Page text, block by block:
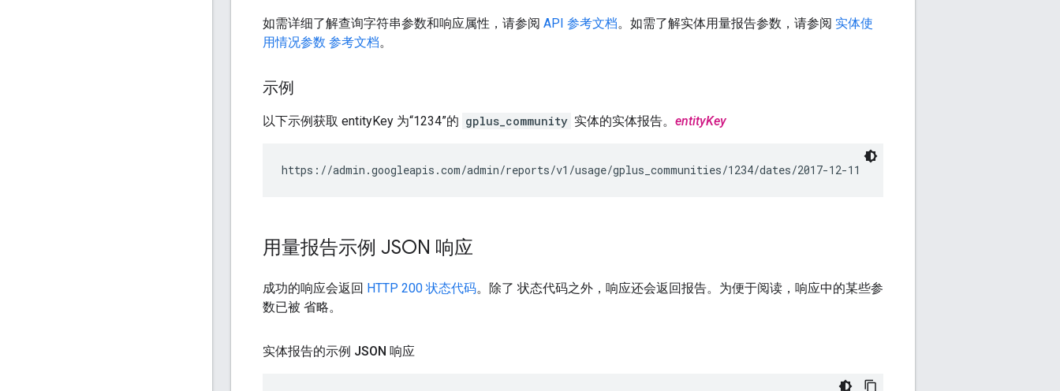
如需详细了解查询字符串参数和响应属性，请参阅 API 参考文档。如需了解实体用量报告参数，请参阅 实体使
用情况参数 参考文档。
示例
以下示例获取 entityKey 为“1234”的 gplus_community 实体的实体报告。 entityKey
https://admin.googleapis.com/admin/reports/v1/usage/gplus_communities/1234/dates/2017-12-11
用量报告示例 JSON 响应
成功的响应会返回 HTTP 200 状态代码。除了 状态代码之外，响应还会返回报告。为便于阅读，响应中的某些参
数已被 省略。
实体报告的示例 JSON 响应